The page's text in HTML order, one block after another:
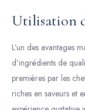
Utilisation
L’un des avantages
d’ingrédients de
premières par les
riches en saveurs et